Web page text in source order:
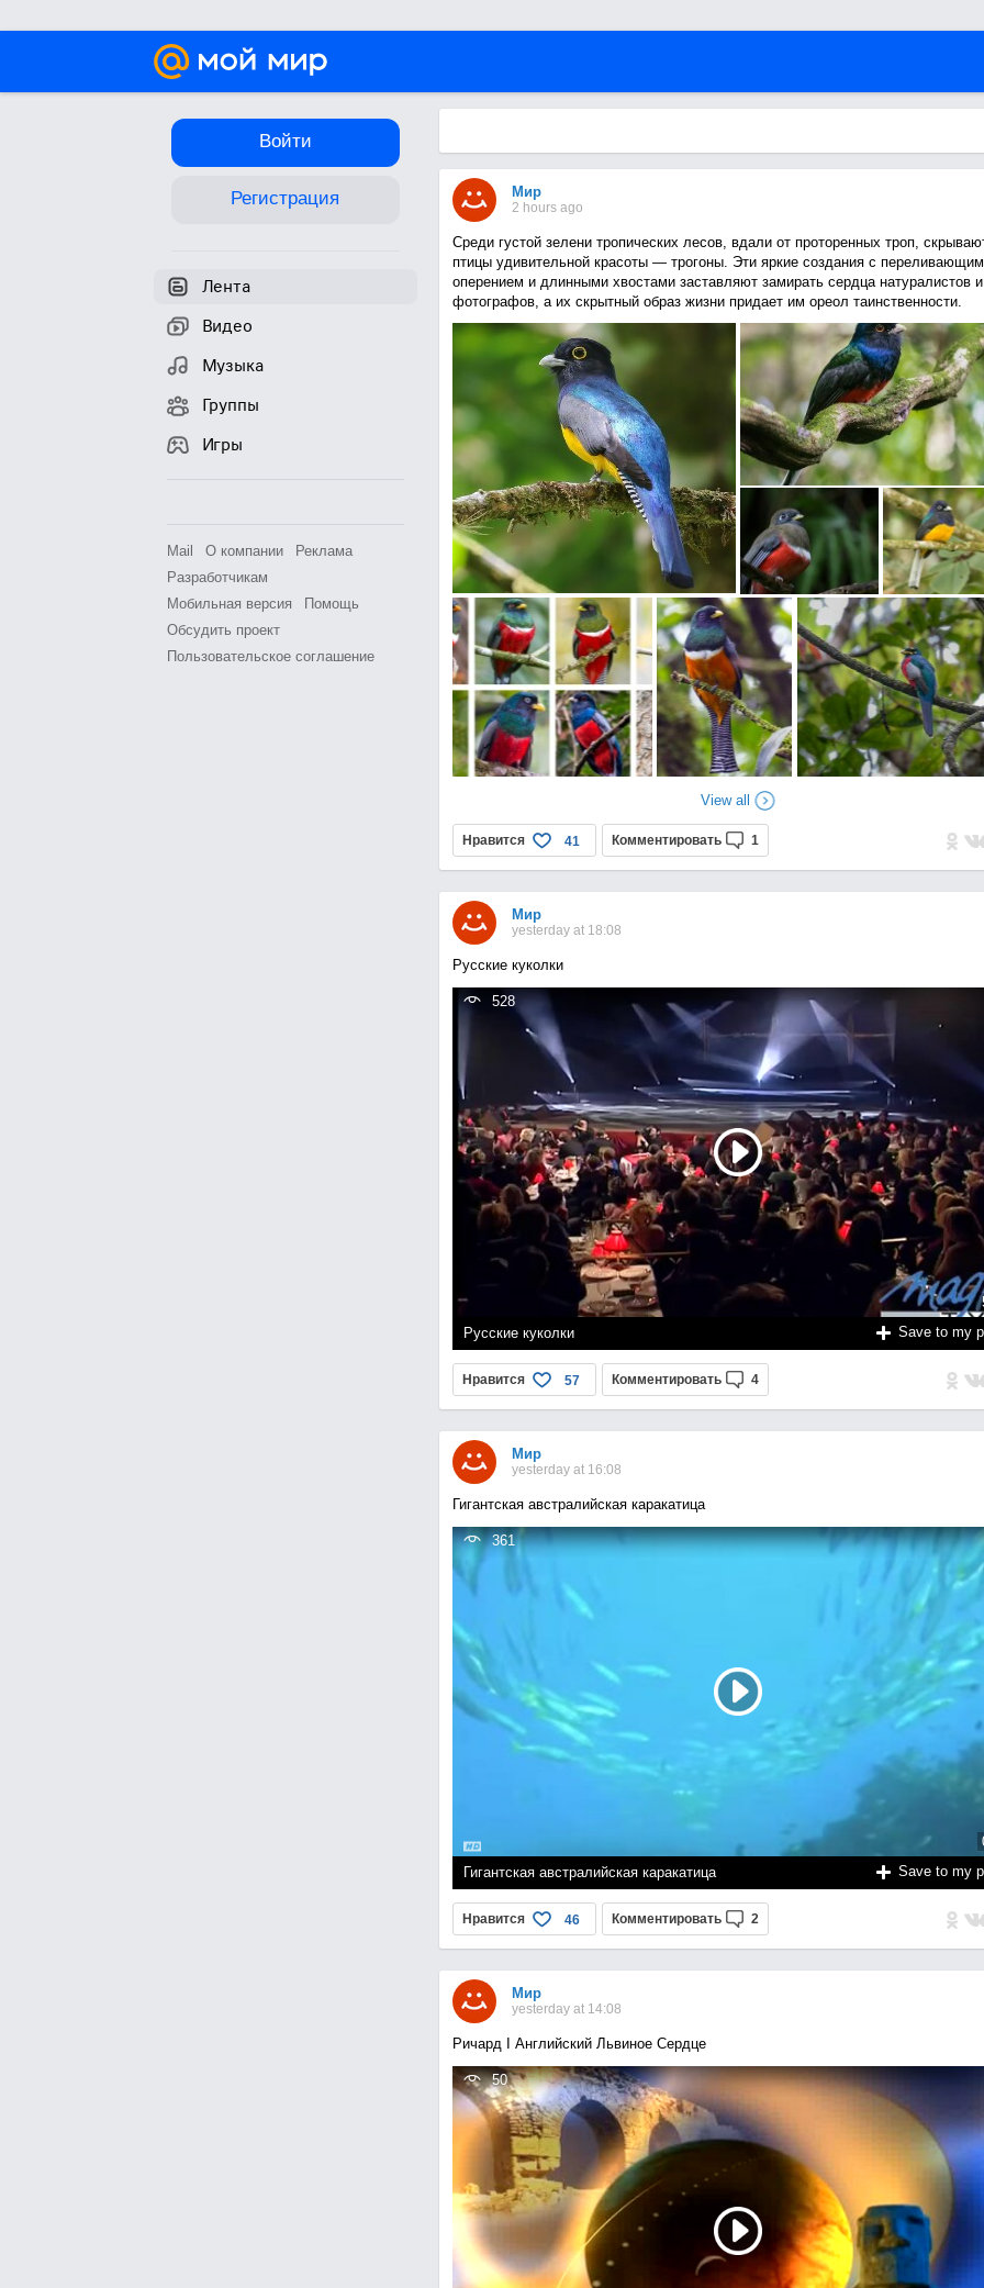
Войти
Регистрация
Лента
Видео
Музыка
Группы
Игры
Mail О компании
Реклама
Разработчикам
Мобильная версия
Помощь
Обсудить проект
Пользовательское соглашение
Мир
2 hours ago
Среди густой зелени тропических лесов, вдали от проторенных троп,
птицы удивительной красоты — трогоны. Эти яркие создания с
оперением и длинными хвостами заставляют замирать сердца натуралистов и
фотографов, а их скрытный образ жизни придает им ореол таинственности.
View all
Нравится 41 Комментировать 1
Мир
yesterday at 18:08
Русские куколки
528
Русские куколки Save to my
Нравится 57 Комментировать 4
Мир
yesterday at 16:08
Гигантская австралийская каракатица
361
Гигантская австралийская каракатица Save to my
Нравится 46 Комментировать 2
Мир
yesterday at 14:08
Ричард I Английский Львиное Сердце
50